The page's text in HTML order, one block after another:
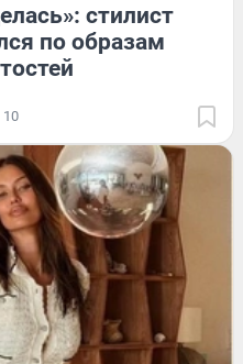
стилист
по образам
10